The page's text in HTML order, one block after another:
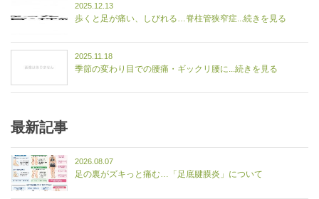
2025.12.13
歩くと足が痛い、しびれる…脊柱管狭窄症...続きを見る
2025.11.18
季節の変わり目での腰痛・ギックリ腰に...続きを見る
最新記事
2026.08.07
足の裏がズキっと痛む…「足底腱膜炎」について